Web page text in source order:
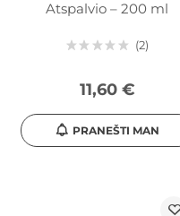
Atspalvio – 200 ml
2
11,60 €
PRANEŠTI MAN